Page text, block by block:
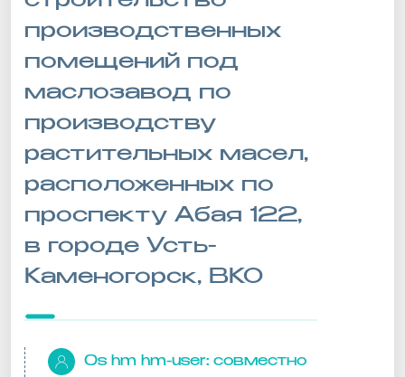
производственных
помещений под
маслозавод по
производству
растительных масел,
расположенных по
проспекту Абая 122,
в городе Усть-
Каменогорск, ВКО
0s hm hm-user: совместно